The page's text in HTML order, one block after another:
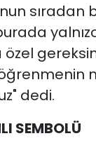
sıradan
dedi.
SEMBOLÜ